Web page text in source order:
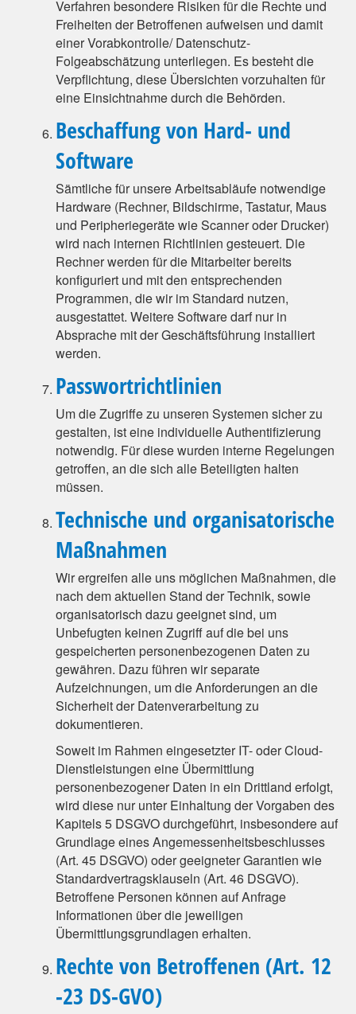
Verfahren besondere Risiken für die Rechte und
Freiheiten der Betroffenen aufweisen und damit
einer Vorabkontrolle/ Datenschutz-
Folgeabschätzung unterliegen. Es besteht die
Verpflichtung, diese Übersichten vorzuhalten für
eine Einsichtnahme durch die Behörden.
Beschaffung von Hard- und
Software
Sämtliche für unsere Arbeitsabläufe notwendige
Hardware (Rechner, Bildschirme, Tastatur, Maus
und Peripheriegeräte wie Scanner oder Drucker)
wird nach internen Richtlinien gesteuert. Die
Rechner werden für die Mitarbeiter bereits
konfiguriert und mit den entsprechenden
Programmen, die wir im Standard nutzen,
ausgestattet. Weitere Software darf nur in
Absprache mit der Geschäftsführung installiert
werden.
Passwortrichtlinien
Um die Zugriffe zu unseren Systemen sicher zu
gestalten, ist eine individuelle Authentifizierung
notwendig. Für diese wurden interne Regelungen
getroffen, an die sich alle Beteiligten halten
müssen.
Technische und organisatorische
Maßnahmen
Wir ergreifen alle uns möglichen Maßnahmen, die
nach dem aktuellen Stand der Technik, sowie
organisatorisch dazu geeignet sind, um
Unbefugten keinen Zugriff auf die bei uns
gespeicherten personenbezogenen Daten zu
gewähren. Dazu führen wir separate
Aufzeichnungen, um die Anforderungen an die
Sicherheit der Datenverarbeitung zu
dokumentieren.
Soweit im Rahmen eingesetzter IT- oder Cloud-
Dienstleistungen eine Übermittlung
personenbezogener Daten in ein Drittland erfolgt,
wird diese nur unter Einhaltung der Vorgaben des
Kapitels 5 DSGVO durchgeführt, insbesondere auf
Grundlage eines Angemessenheitsbeschlusses
(Art. 45 DSGVO) oder geeigneter Garantien wie
Standardvertragsklauseln (Art. 46 DSGVO).
Betroffene Personen können auf Anfrage
Informationen über die jeweiligen
Übermittlungsgrundlagen erhalten.
Rechte von Betroffenen (Art. 12
-23 DS-GVO)